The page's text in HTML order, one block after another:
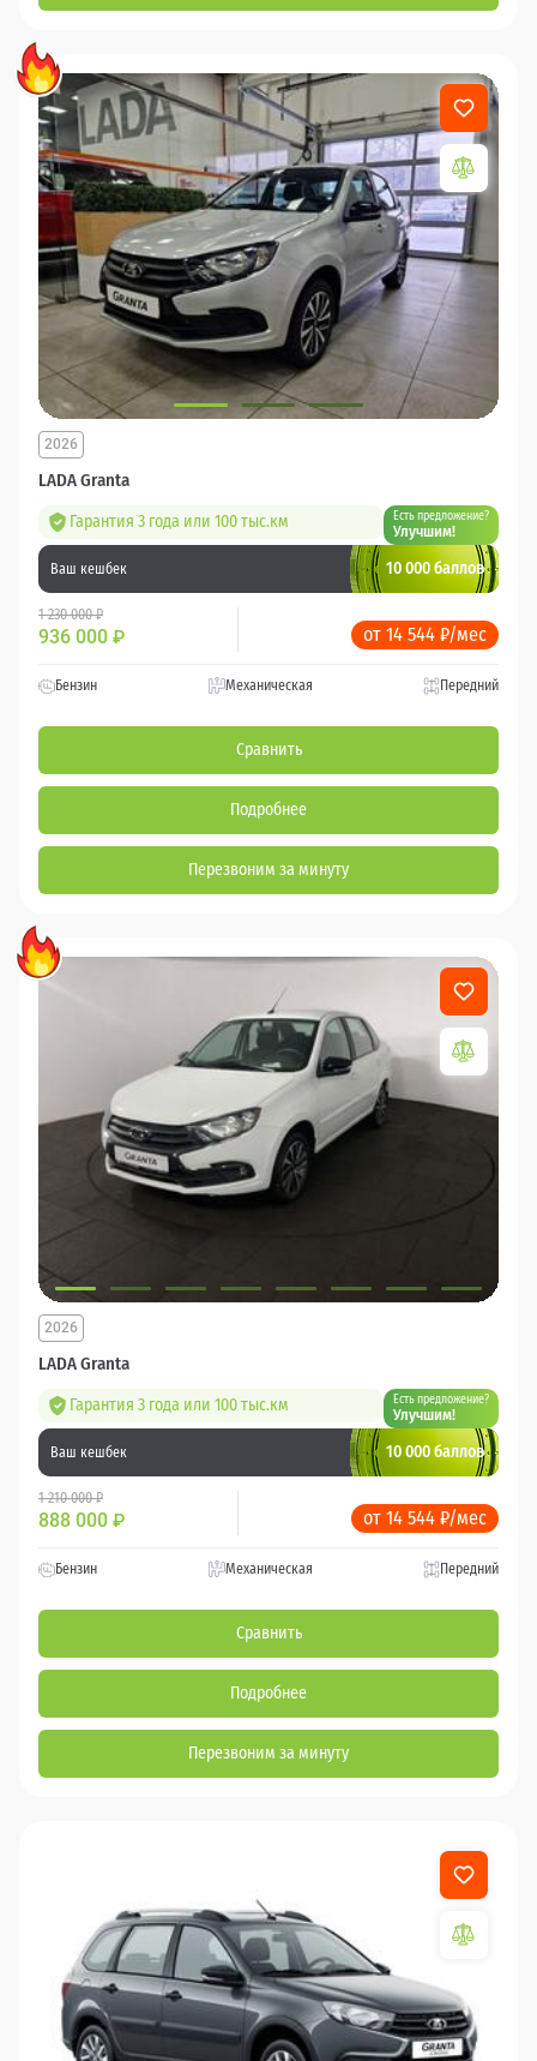
LADA Granta
2026
Гарантия 3 года или 100 тыс.км Есть предложение?
Улучшим!
Ваш кешбек 10 000 баллов
1 230 000 ₽
936 000 ₽ от 14 544 ₽/мес
Бензин Механическая Передний
Сравнить
Подробнее
Перезвоним за минуту
LADA Granta
2026
Гарантия 3 года или 100 тыс.км Есть предложение?
Улучшим!
Ваш кешбек 10 000 баллов
1 210 000 ₽
888 000 ₽ от 14 544 ₽/мес
Бензин Механическая Передний
Сравнить
Подробнее
Перезвоним за минуту